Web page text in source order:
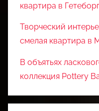
квартира в
Творческий
смелая квартира в
В объятьях
коллекция Pottery